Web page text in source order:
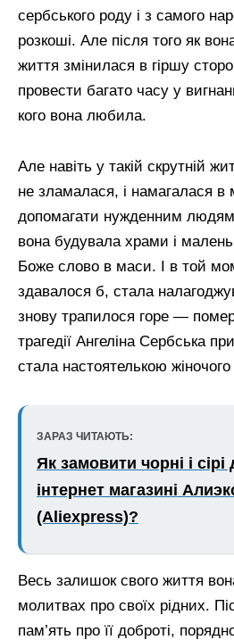
сербського роду і з самого
розкоші. Але після того як
життя змінилася в гіршу
провести багато часу у
кого вона любила.
Але навіть у такій скрутній
не зламалася, і намагалася в
допомагати нужденним
вона будувала храми і
Боже слово в маси. І в той
здавалося б, стала
знову трапилося горе — помер
трагедії Ангеліна Сербська
стала настоятелькою
ЗАРАЗ ЧИТАЮТЬ:
Як замовити чорні і
інтернет магазині
(Aliexpress)?
Весь залишок свого життя
молитвах про своїх рідних.
пам’ять про її доброті,